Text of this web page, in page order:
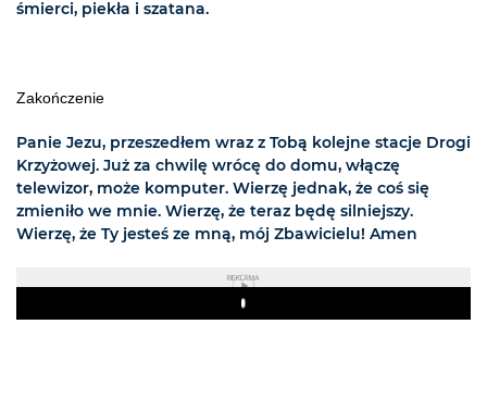
śmierci, piekła i szatana.
Zakończenie
Panie Jezu, przeszedłem wraz z Tobą kolejne stacje Drogi
Krzyżowej. Już za chwilę wrócę do domu, włączę
telewizor, może komputer. Wierzę jednak, że coś się
zmieniło we mnie. Wierzę, że teraz będę silniejszy.
Wierzę, że Ty jesteś ze mną, mój Zbawicielu! Amen
REKLAMA
Play